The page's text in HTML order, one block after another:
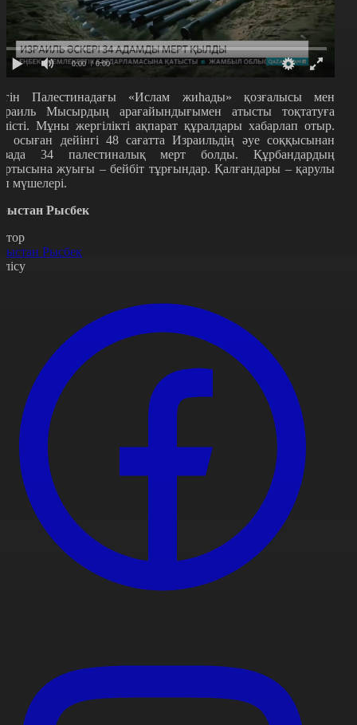
0:00 / 0:00
Палестинадағы «Ислам жиһады» қозғалысы мен
Мысырдың арағайындығымен атысты тоқтатуға
Мұны жергілікті ақпарат құралдары хабарлап отыр.
осыған дейінгі 48 сағатта Израильдің әуе соққысынан
34 палестиналық мерт болды. Құрбандардың
жуығы – бейбіт тұрғындар. Қалғандары – қарулы
мүшелері.
Рысбек
Рысбек